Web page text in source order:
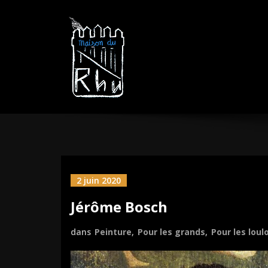
2 juin 2020
Jérôme Bosch
dans Peinture, Pour les grands, Pour les